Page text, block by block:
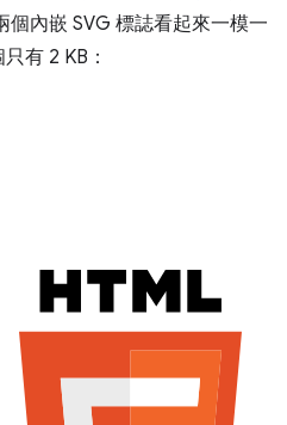
個內嵌 SVG 標誌看起來一模一
有 2 KB：